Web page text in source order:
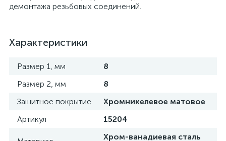
демонтажа резьбовых соединений.
Характеристики
Размер 1, мм
8
Размер 2, мм
8
Защитное покрытие
Хромникелевое матовое
Артикул
15204
Хром-ванадиевая сталь